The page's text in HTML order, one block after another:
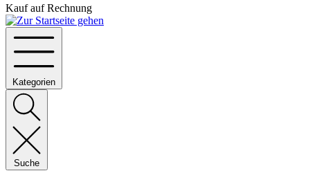
Kauf auf Rechnung
Kategorien
Suche